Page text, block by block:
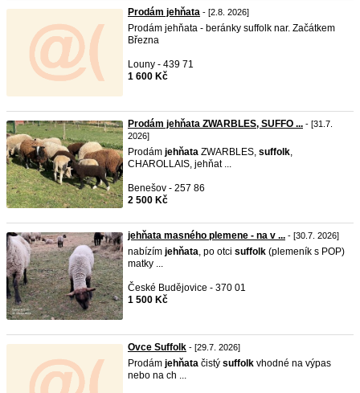
Prodám jehňata - [2.8. 2026]
Prodám jehňata - beránky suffolk nar. Začátkem
Března
Louny - 439 71
1 600 Kč
Prodám jehňata ZWARBLES, SUFFO ... - [31.7.
2026]
Prodám jehňata ZWARBLES, suffolk,
CHAROLLAIS, jehňat ...
Benešov - 257 86
2 500 Kč
jehňata masného plemene - na v ... - [30.7. 2026]
nabízím jehňata, po otci suffolk (plemeník s POP)
matky ...
České Budějovice - 370 01
1 500 Kč
Ovce Suffolk - [29.7. 2026]
Prodám jehňata čistý suffolk vhodné na výpas
nebo na ch ...